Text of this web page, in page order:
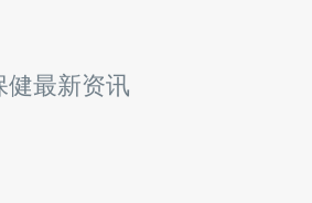
健最新资讯